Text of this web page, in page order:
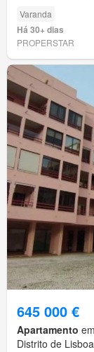
Varanda
Há 30+ dias
PROPERSTAR
645 000 €
Apartamento
Distrito de Lisboa